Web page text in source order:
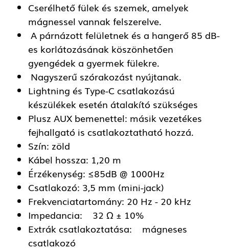
Cserélhető fülek és szemek, amelyek
mágnessel vannak felszerelve.
A párnázott felületnek és a hangerő 85 dB-
es korlátozásának köszönhetően
gyengédek a gyermek fülekre.
Nagyszerű szórakozást nyújtanak.
Lightning és Type-C csatlakozású
készülékek esetén átalakító szükséges
Plusz AUX bemenettel: másik vezetékes
fejhallgató is csatlakoztatható hozzá.
Szín: zöld
Kábel hossza: 1,20 m
Érzékenység: ≤85dB @ 1000Hz
Csatlakozó: 3,5 mm (mini-jack)
Frekvenciatartomány: 20 Hz - 20 kHz
Impedancia: 32 Ω ± 10%
Extrák csatlakoztatása: mágneses
csatlakozó